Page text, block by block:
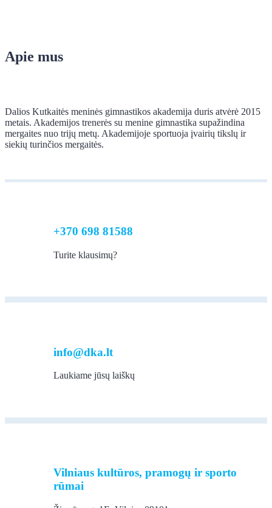
Apie mus
Dalios Kutkaitės meninės gimnastikos akademija duris atvėrė 2015
metais. Akademijos trenerės su menine gimnastika supažindina
mergaites nuo trijų metų. Akademijoje sportuoja įvairių tikslų ir
siekių turinčios mergaitės.
+370 698 81588
Turite klausimų?
info@dka.lt
Laukiame jūsų laiškų
Vilniaus kultūros, pramogų ir sporto
rūmai